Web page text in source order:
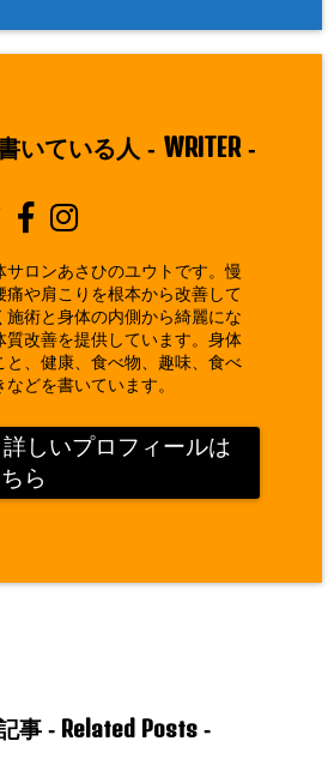
いている人 - WRITER-
サロンあさひのユウトです。慢
痛や肩こりを根本から改善して
施術と身体の内側から綺麗にな
質改善を提供しています。身体
と、健康、食べ物、趣味、食べ
などを書いています。
詳しいプロフィールは
ら
事 - Related Posts-